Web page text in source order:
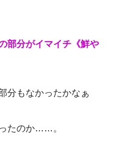
部分がイマイチ《鮮や
分もなかったかなぁ
たのか……。